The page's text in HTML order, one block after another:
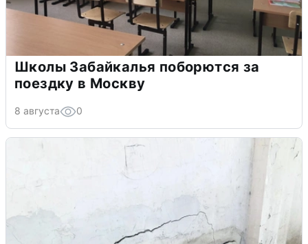
Школы Забайкалья поборются за
поездку в Москву
8 августа 0